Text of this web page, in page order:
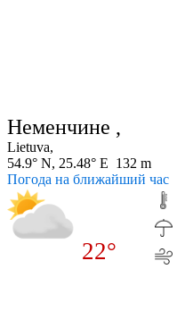
Неменчине ,
Lietuva,
54.9° N, 25.48° E 132 m
Погода на ближайший час
22°